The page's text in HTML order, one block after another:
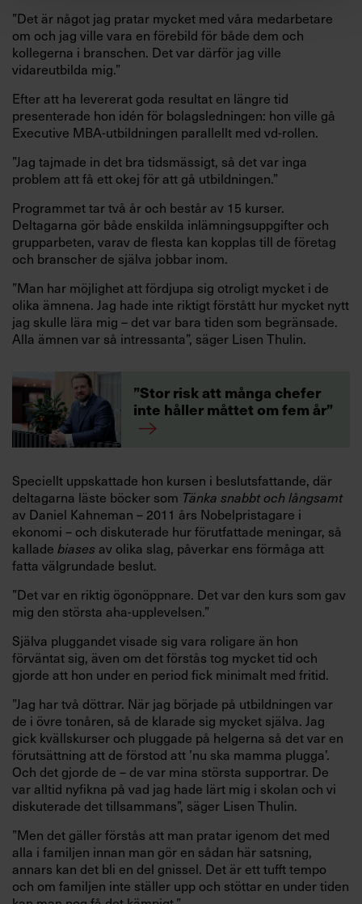
”Det är något jag pratar mycket med våra medarbetare
om och jag ville vara en förebild för både dem och
kollegerna i branschen. Det var därför jag ville
vidareutbilda mig.”
Efter att ha levererat goda resultat en längre tid
presenterade hon idén för bolagsledningen: hon ville gå
Executive MBA-utbildningen parallellt med vd-rollen.
”Jag tajmade in det bra tidsmässigt, så det var inga
problem att få ett okej för att gå utbildningen.”
Programmet tar två år och består av 15 kurser.
Deltagarna gör både enskilda inlämningsuppgifter och
grupparbeten, varav de flesta kan kopplas till de företag
och branscher de själva jobbar inom.
”Man har möjlighet att fördjupa sig otroligt mycket i de
olika ämnena. Jag hade inte riktigt förstått hur mycket nytt
jag skulle lära mig – det var bara tiden som begränsade.
Alla ämnen var så intressanta”, säger Lisen Thulin.
”Stor risk att många chefer
inte håller måttet om fem år”
Speciellt uppskattade hon kursen i beslutsfattande, där
deltagarna läste böcker som Tänka snabbt och långsamt
av Daniel Kahneman – 2011 års Nobelpristagare i
ekonomi – och diskuterade hur förutfattade meningar, så
kallade biases av olika slag, påverkar ens förmåga att
fatta välgrundade beslut.
”Det var en riktig ögonöppnare. Det var den kurs som gav
mig den största aha-upplevelsen.”
Själva pluggandet visade sig vara roligare än hon
förväntat sig, även om det förstås tog mycket tid och
gjorde att hon under en period fick minimalt med fritid.
”Jag har två döttrar. När jag började på utbildningen var
de i övre tonåren, så de klarade sig mycket själva. Jag
gick kvällskurser och pluggade på helgerna så det var en
förutsättning att de förstod att ’nu ska mamma plugga’.
Och det gjorde de – de var mina största supportrar. De
var alltid nyfikna på vad jag hade lärt mig i skolan och vi
diskuterade det tillsammans”, säger Lisen Thulin.
”Men det gäller förstås att man pratar igenom det med
alla i familjen innan man gör en sådan här satsning,
annars kan det bli en del gnissel. Det är ett tufft tempo
och om familjen inte ställer upp och stöttar en under tiden